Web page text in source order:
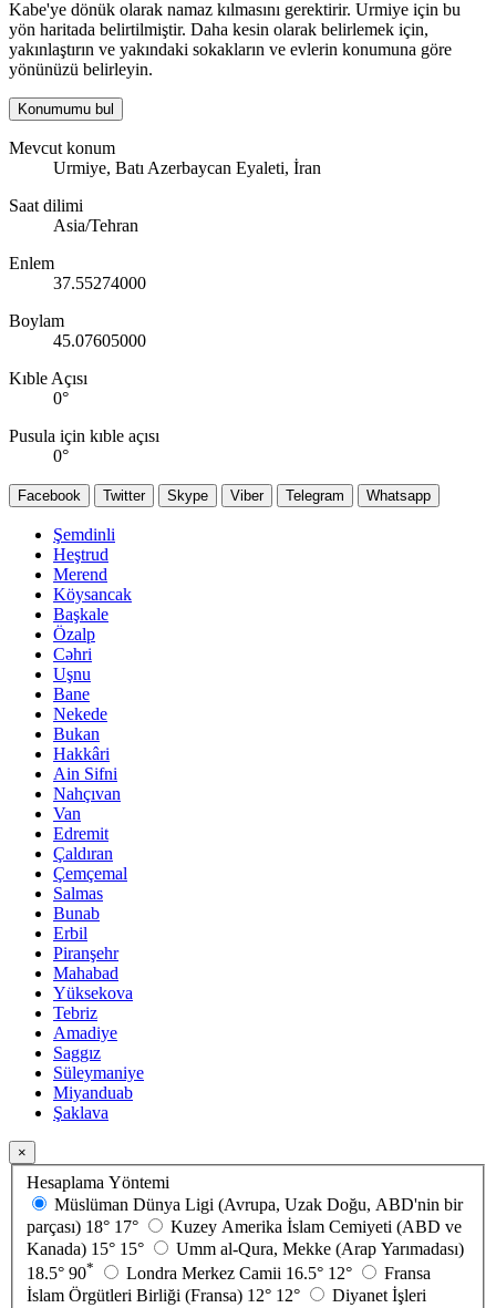
Kabe'ye dönük olarak namaz kılmasını gerektirir. Urmiye için bu
yön haritada belirtilmiştir. Daha kesin olarak belirlemek için,
yakınlaştırın ve yakındaki sokakların ve evlerin konumuna göre
yönünüzü belirleyin.
Konumumu bul
Mevcut konum
Urmiye, Batı Azerbaycan Eyaleti, İran
Saat dilimi
Asia/Tehran
Enlem
37.55274000
Boylam
45.07605000
Kıble Açısı
0°
Pusula için kıble açısı
0°
Facebook Twitter Skype Viber Telegram Whatsapp
Şemdinli
Heştrud
Merend
Köysancak
Başkale
Özalp
Cəhri
Uşnu
Bane
Nekede
Bukan
Hakkâri
Ain Sifni
Nahçıvan
Van
Edremit
Çaldıran
Çemçemal
Salmas
Bunab
Erbil
Piranşehr
Mahabad
Yüksekova
Tebriz
Amadiye
Saggız
Süleymaniye
Miyanduab
Şaklava
×
Hesaplama Yöntemi
Müslüman Dünya Ligi (Avrupa, Uzak Doğu, ABD'nin bir
parçası) 18° 17°
Kuzey Amerika İslam Cemiyeti (ABD ve
Kanada) 15° 15°
Umm al-Qura, Mekke (Arap Yarımadası)
18.5° 90* Londra Merkez Camii 16.5° 12°
Fransa
İslam Örgütleri Birliği (Fransa) 12° 12°
Diyanet İşleri